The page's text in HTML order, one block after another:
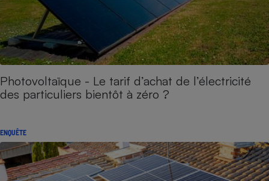
Photovoltaïque - Le tarif d’achat de l’électricité
des particuliers bientôt à zéro ?
ENQUÊTE